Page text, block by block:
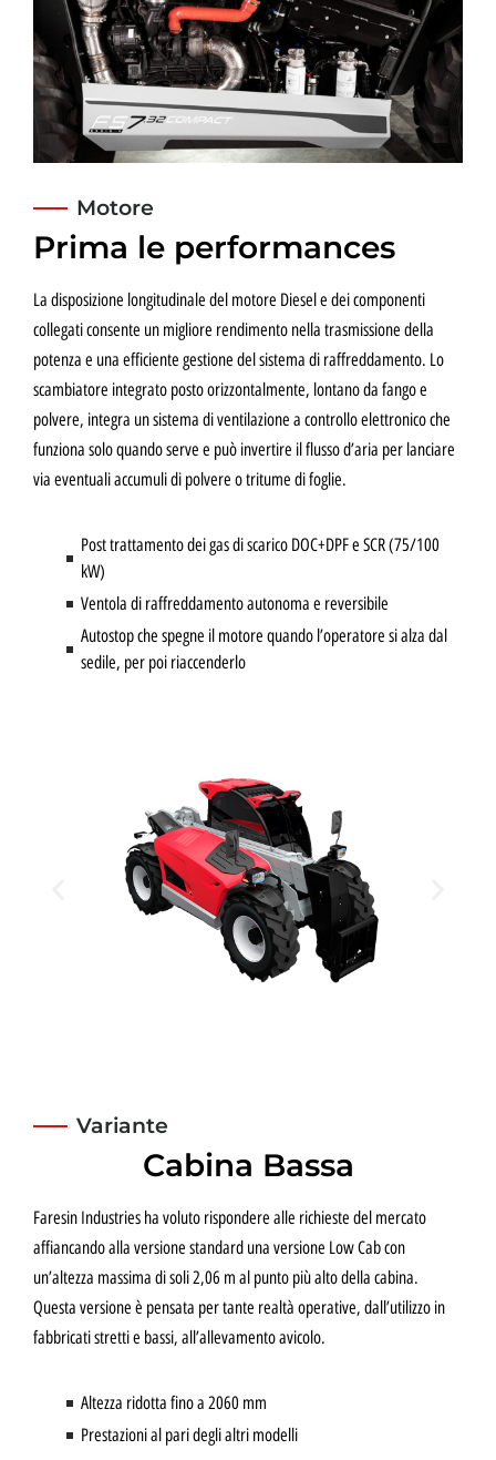
Motore
Prima le performances
La disposizione longitudinale del motore Diesel e dei componenti
collegati consente un migliore rendimento nella trasmissione della
potenza e una efficiente gestione del sistema di raffreddamento. Lo
scambiatore integrato posto orizzontalmente, lontano da fango e
polvere, integra un sistema di ventilazione a controllo elettronico che
funziona solo quando serve e può invertire il flusso d’aria per lanciare
via eventuali accumuli di polvere o tritume di foglie.
Post trattamento dei gas di scarico DOC+DPF e SCR (75/100
kW)
Ventola di raffreddamento autonoma e reversibile
Autostop che spegne il motore quando l’operatore si alza dal
sedile, per poi riaccenderlo
Variante
Cabina Bassa
Faresin Industries ha voluto rispondere alle richieste del mercato
affiancando alla versione standard una versione Low Cab con
un’altezza massima di soli 2,06 m al punto più alto della cabina.
Questa versione è pensata per tante realtà operative, dall’utilizzo in
fabbricati stretti e bassi, all’allevamento avicolo.
Altezza ridotta fino a 2060 mm
Prestazioni al pari degli altri modelli